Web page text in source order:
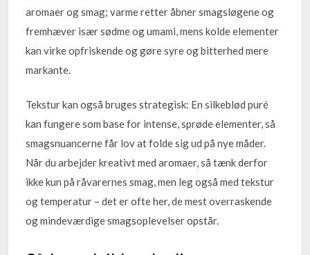
aromaer og smag; varme retter åbner smagsløgene og
fremhæver især sødme og umami, mens kolde elementer
kan virke opfriskende og gøre syre og bitterhed mere
markante.
Tekstur kan også bruges strategisk: En silkeblød puré
kan fungere som base for intense, sprøde elementer, så
smagsnuancerne får lov at folde sig ud på nye måder.
Når du arbejder kreativt med aromaer, så tænk derfor
ikke kun på råvarernes smag, men leg også med tekstur
og temperatur – det er ofte her, de mest overraskende
og mindeværdige smagsoplevelser opstår.